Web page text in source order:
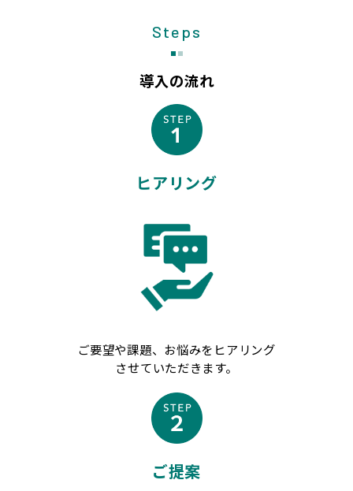
Steps
導入の流れ
ヒアリング
ご要望や課題、お悩みをヒアリング
させていただきます。
ご提案